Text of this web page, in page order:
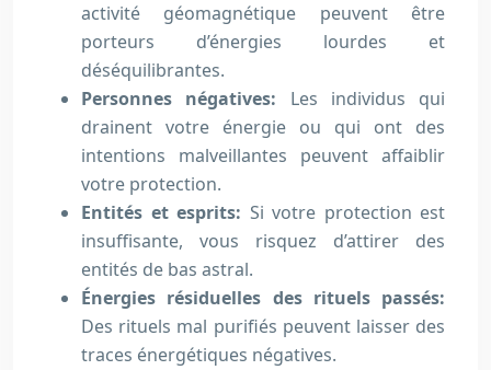
activité géomagnétique peuvent être
porteurs d’énergies lourdes et
déséquilibrantes.
Personnes négatives: Les individus qui
drainent votre énergie ou qui ont des
intentions malveillantes peuvent affaiblir
votre protection.
Entités et esprits: Si votre protection est
insuffisante, vous risquez d’attirer des
entités de bas astral.
Énergies résiduelles des rituels passés:
Des rituels mal purifiés peuvent laisser des
traces énergétiques négatives.